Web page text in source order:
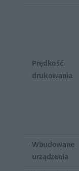
Drukarki
przystępnych
wymiany
przyczynić się
dłuższej
Drukarki
ich
szczególnie do
fotografii czy
Prędkość
drukowania
Wbudowane
urządzenia